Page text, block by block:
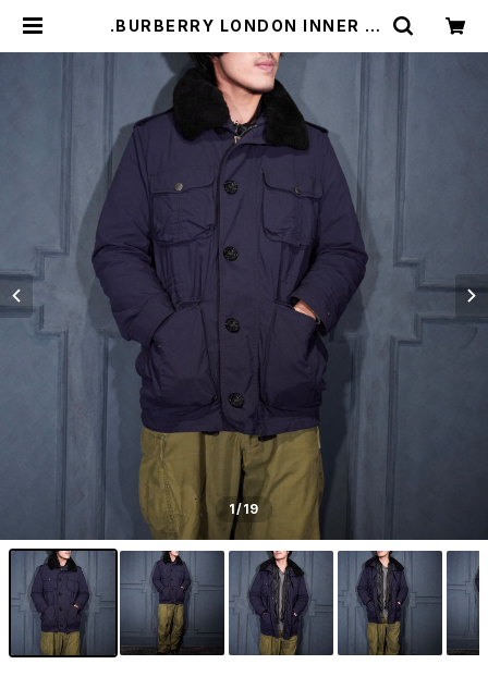
.BURBERRY LONDON INNER Q
KET/バーバリーロンドンインナーキ
ルティングダウンミリタリージャケッ
ト 2000000073606 | Titti Vin
tage
1/19